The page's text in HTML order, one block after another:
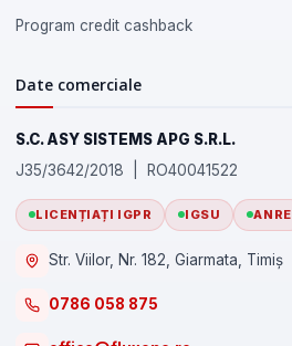
Program credit cashback
Date comerciale
S.C. ASY SISTEMS APG S.R.L.
J35/3642/2018 | RO40041522
LICENȚIAȚI IGPR IGSU ANRE
Str. Viilor, Nr. 182, Giarmata, Timiș
0786 058 875